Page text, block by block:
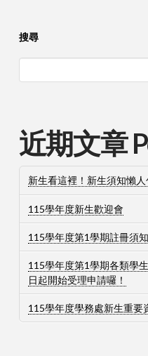
搜尋
近期文章
新生看這裡！新生須知懶人
115學年度新生歡迎會
115學年度第1學期註冊須知
115學年度第1學期各類學
日起開始受理申請囉！
115學年度學務處新生重要